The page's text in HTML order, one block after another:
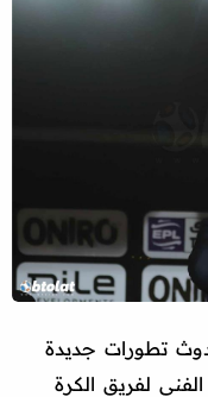
تطورات جديدة
الفني لفريق الكرة